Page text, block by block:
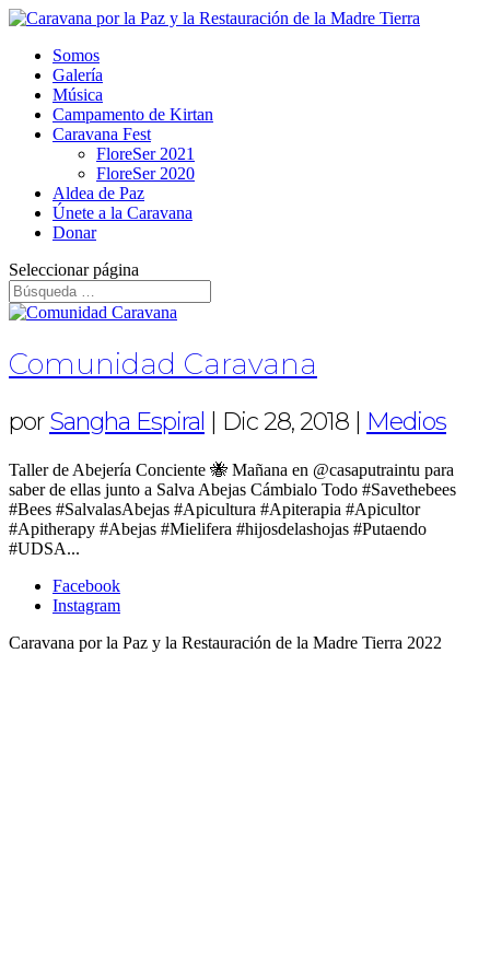
Somos
Galería
Música
Campamento de Kirtan
Caravana Fest
FloreSer 2021
FloreSer 2020
Aldea de Paz
Únete a la Caravana
Donar
Seleccionar página
Comunidad Caravana
porSangha Espiral | Dic 28, 2018 | Medios
Taller de Abejería Conciente 🐝 Mañana en @casaputraintu para
saber de ellas junto a Salva Abejas Cámbialo Todo #Savethebees
#Bees #SalvalasAbejas #Apicultura #Apiterapia #Apicultor
#Apitherapy #Abejas #Mielifera #hijosdelashojas #Putaendo
#UDSA...
Facebook
Instagram
Caravana por la Paz y la Restauración de la Madre Tierra 2022